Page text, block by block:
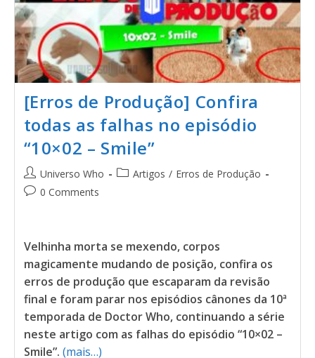
[Erros de Produção] Confira
todas as falhas no episódio
“10×02 – Smile”
Universo Who Artigos / Erros de Produção
0 Comments
Velhinha morta se mexendo, corpos
magicamente mudando de posição, confira os
erros de produção que escaparam da revisão
final e foram parar nos episódios cânones da 10ª
temporada de Doctor Who, continuando a série
neste artigo com as falhas do episódio “10×02 –
Smile”. (mais…)